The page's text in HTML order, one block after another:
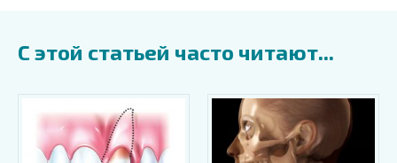
С этой статьей часто читают...